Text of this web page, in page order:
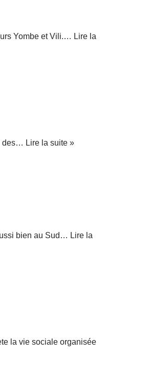
Yombe et Vili.… Lire la
des… Lire la suite »
bien au Sud… Lire la
la vie sociale organisée